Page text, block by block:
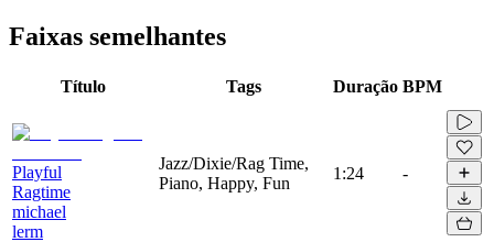
Faixas semelhantes
Título Tags Duração BPM
Playful
Ragtime
michael
lerm
Jazz/Dixie/Rag Time,
Piano, Happy, Fun
1:24 -